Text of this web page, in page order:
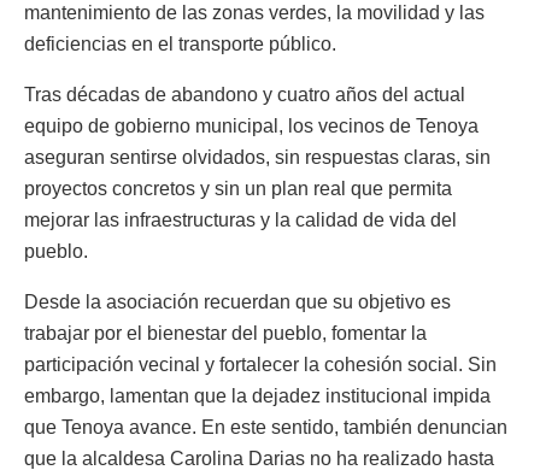
mantenimiento de las zonas verdes, la movilidad y las
deficiencias en el transporte público.
Tras décadas de abandono y cuatro años del actual
equipo de gobierno municipal, los vecinos de Tenoya
aseguran sentirse olvidados, sin respuestas claras, sin
proyectos concretos y sin un plan real que permita
mejorar las infraestructuras y la calidad de vida del
pueblo.
Desde la asociación recuerdan que su objetivo es
trabajar por el bienestar del pueblo, fomentar la
participación vecinal y fortalecer la cohesión social. Sin
embargo, lamentan que la dejadez institucional impida
que Tenoya avance. En este sentido, también denuncian
que la alcaldesa Carolina Darias no ha realizado hasta